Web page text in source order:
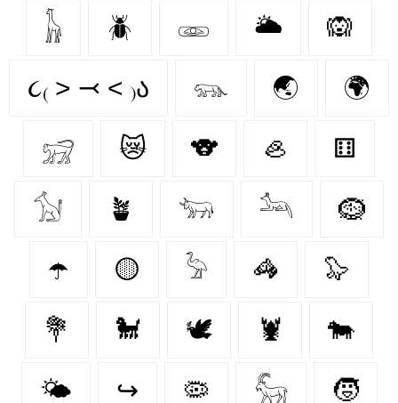
𓃱 🪲 𓁾 🌥️ 🙉
૮₍ ˃ ⤙ ˂ ₎ა 𓃮 🌏 🌍
𓃸 😿 🐨 🦪 ⚅
𓃩 🪴 𓃓 𓃢 🪹
☂️ 🟡 𓅦 🦓 🦭
💐 🐩 🕊 🦞 🐄
🌤️ ↪ 🦠 𓃵 🧒